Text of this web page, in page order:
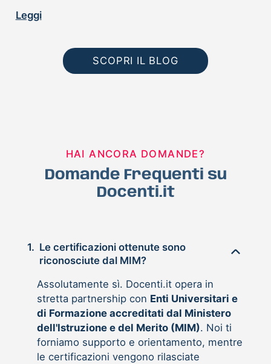
Leggi
SCOPRI IL BLOG
HAI ANCORA DOMANDE?
Domande Frequenti su
Docenti.it
1. Le certificazioni ottenute sono
riconosciute dal MIM?
Assolutamente sì. Docenti.it opera in
stretta partnership con Enti Universitari e
di Formazione accreditati dal Ministero
dell'Istruzione e del Merito (MIM). Noi ti
forniamo supporto e orientamento, mentre
le certificazioni vengono rilasciate